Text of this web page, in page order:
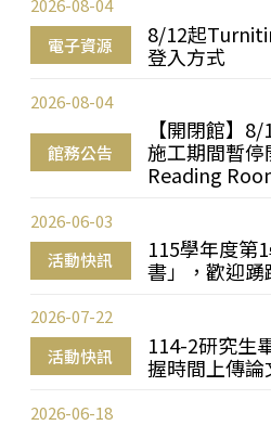
電子資源
8/12起
登入方式
2026-08-04
館務公告
【開閉館】
施工期間暫
Reading
2026-08-04
活動快訊
115學年度第
書」，歡迎
2026-06-03
活動快訊
114-2研究生
握時間上傳論
2026-07-22
2026-06-18